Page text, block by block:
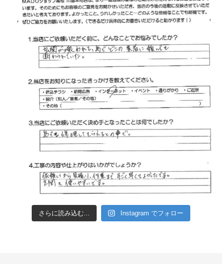
さらに読み込む... Instagram でフォロー